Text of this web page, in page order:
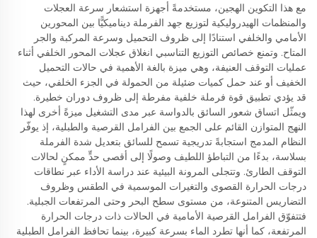
مع هذا التكوين الهجين، مستخدمةً أجهزة استشعار سرعة العجلات
والمنظمات الهيدروليكية لتوزيع جهد الفرملة ديناميكيًّا بين المحورين
الأمامي والخلفي استنادًا إلى ظروف التحميل وسرعة المركبة والجر
المتاح. وتمنع خصائص التوزيع التناسبي انغلاق عجلات المحور الخلفي أثناء
عمليات التوقف العنيفة، وهي ميزة بالغة الأهمية في حالات التحميل
الخفيف أو عند حمل كميات ضئيلة من الحمولة في الجزء الخلفي، حيث
قد يؤدي تطبيق قوة فرملة خلفية مفرطة إلى ظروف دوران خطيرة.
ويمثّل اتساق شعور السائق بالدواسة عبر مدى التشغيل ميزةً أخرى لهذا
النهج المتوازن القائم على الجمع بين الفرامل القرصية والطبلية، إذ يوفّر
النظام المدمج استجابةً تدريجية تسمح للسائق بتعديل شدة الفرملة
بسلاسة، بدءًا من التباطؤ اللطيف وصولًا إلى أقصى حدٍّ ممكنٍ لحالات
التوقف الطارئ. وتتجلى المرونة البيئية عند دراسة الأداء عبر نطاقات
درجات الحرارة القصوى والتغيرات الموسمية في الطقس وظروف
التضاريس المتنوعة، من مستوى سطح البحر وحتى المرتفعات الجبلية.
فتتفوّق الفرامل القرصية الأمامية في الحالات ذات درجات الحرارة
المرتفعة، كما أنها تطرد الماء بسرعة كبيرة، بينما تحافظ الفرامل الطبلية